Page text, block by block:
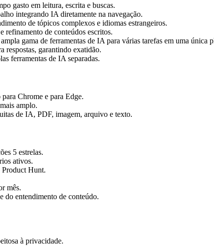
gasto em leitura, escrita e buscas.
integrando IA diretamente na navegação.
de tópicos complexos e idiomas estrangeiros.
refinamento de conteúdos escritos.
gama de ferramentas de IA para várias tarefas em uma única
respostas, garantindo exatidão.
ferramentas de IA separadas.
Chrome e para Edge.
amplo.
de IA, PDF, imagem, arquivo e texto.
5 estrelas.
ativos.
Product Hunt.
mês.
do entendimento de conteúdo.
à privacidade.